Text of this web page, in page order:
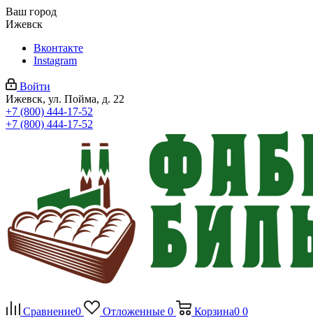
Ваш город
Ижевск
Вконтакте
Instagram
Войти
Ижевск, ул. Пойма, д. 22
+7 (800) 444-17-52
+7 (800) 444-17-52
Сравнение0 Отложенные 0 Корзина0 0